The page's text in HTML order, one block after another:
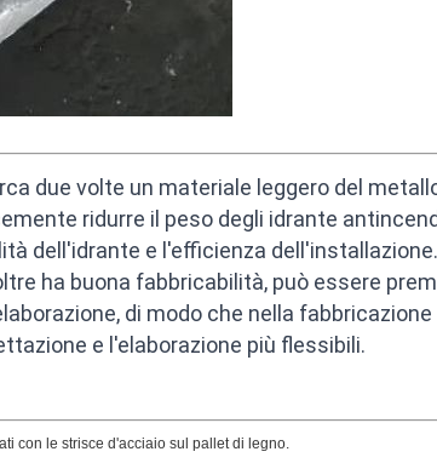
due volte un materiale leggero del
ridurre il peso degli idrante
dell'idrante e l'efficienza dell'installazione.
ha buona fabbricabilità, può essere
di modo che nella
e l'elaborazione più flessibili.
con le strisce d'acciaio sul pallet di legno.